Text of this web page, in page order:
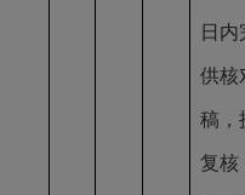
日
供核
稿，
复核